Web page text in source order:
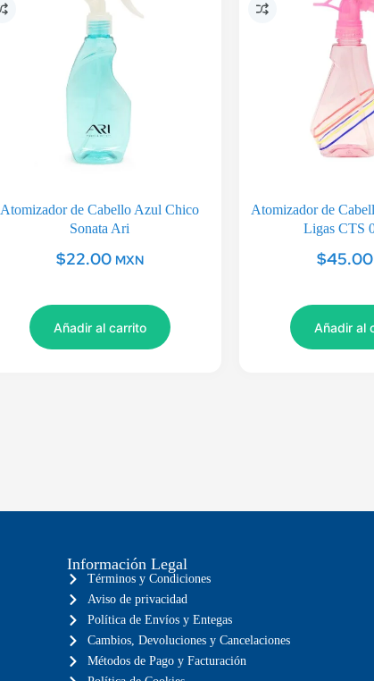
Atomizador de Cabello Azul Chico
Sonata Ari
$22.00 MXN
Añadir al carrito
Atomizador de
Ligas CTS
$45.00
Añadir al
Información Legal
Términos y Condiciones
Aviso de privacidad
Política de Envíos y Entegas
Cambios, Devoluciones y Cancelaciones
Métodos de Pago y Facturación